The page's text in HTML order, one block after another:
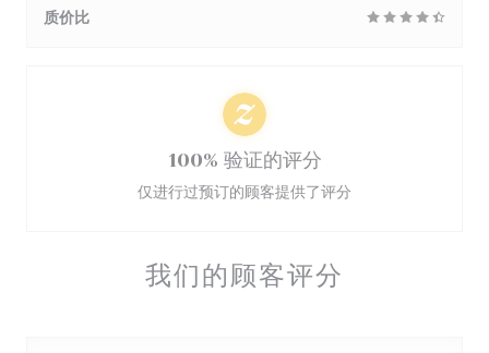
我们的顾客评分
质价比
100% 验证的评分
仅进行过预订的顾客提供了评分